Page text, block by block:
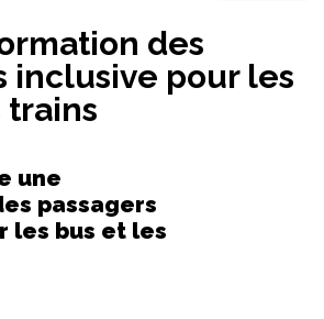
des
inclusive pour les
trains
une
passagers
les bus et les